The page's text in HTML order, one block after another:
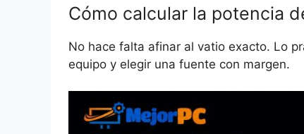
Cómo calcular la potencia
No hace falta afinar al vatio exacto. Lo
equipo y elegir una fuente con margen.